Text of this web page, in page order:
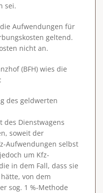
sei.
Aufwendungen für
geltend.
nicht an.
(BFH) wies die
des geldwerten
des Dienstwagens
soweit der
Aufwendungen selbst
um Kfz-
in dem Fall, dass sie
von dem
sog. 1 %-Methode